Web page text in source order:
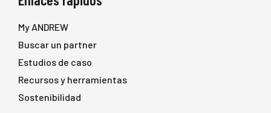
My ANDREW
Buscar un partner
Estudios de caso
Recursos y herramientas
Sostenibilidad